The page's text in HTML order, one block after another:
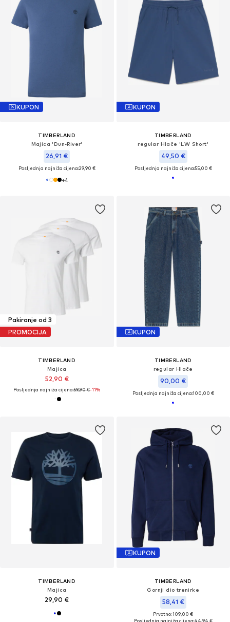
KUPON
TIMBERLAND
Majica 'Dun-River'
26,91 €
Posljednja najniža cijena:29,90 €
+4
KUPON
TIMBERLAND
regular Hlače 'LW Short'
49,50 €
Posljednja najniža cijena:55,00 €
Pakiranje od 3
PROMOCIJA
TIMBERLAND
Majica
52,90 €
Posljednja najniža cijena:59,90 €-11%
KUPON
TIMBERLAND
regular Hlače
90,00 €
Posljednja najniža cijena:100,00 €
TIMBERLAND
Majica
29,90 €
KUPON
TIMBERLAND
Gornji dio trenirke
58,41 €
Prvotno: 109,00 €
Posljednja najniža cijena:44,94 €